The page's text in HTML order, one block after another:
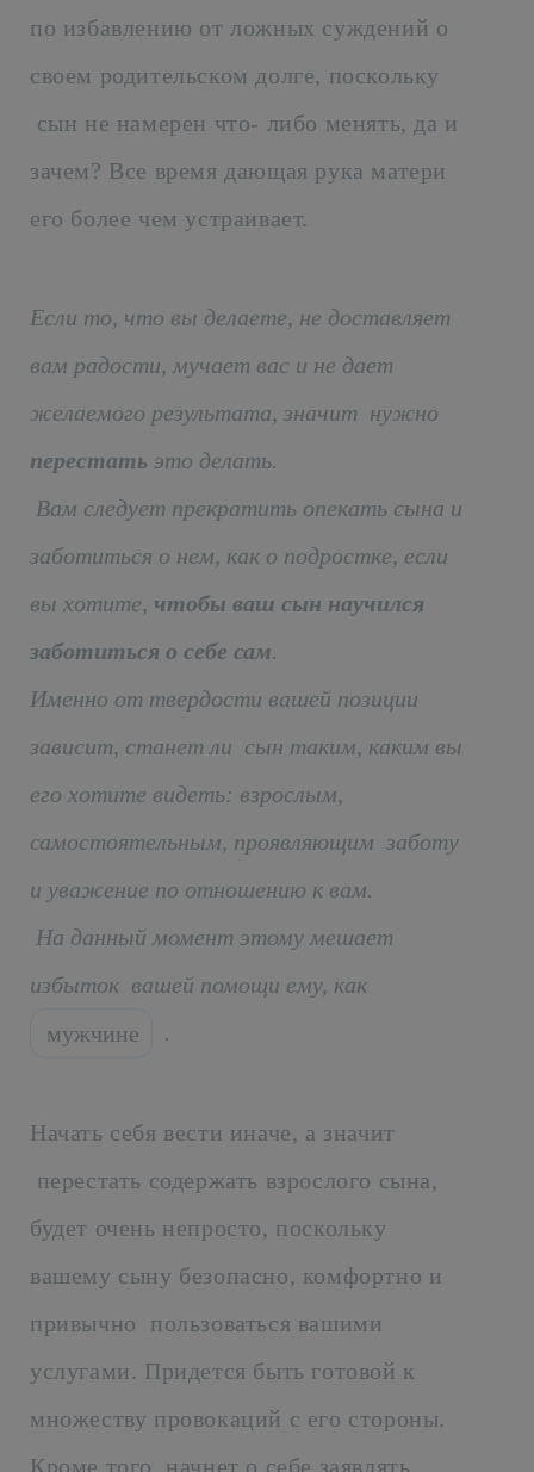
по избавлению от ложных суждений о
своем родительском долге, поскольку
сын не намерен что- либо менять, да и
зачем? Все время дающая рука матери
его более чем устраивает.
Если то, что вы делаете, не доставляет
вам радости, мучает вас и не дает
желаемого результата, значит нужно
перестать это делать.
Вам следует прекратить опекать сына и
заботиться о нем, как о подростке, если
вы хотите, чтобы ваш сын научился
заботиться о себе сам.
Именно от твердости вашей позиции
зависит, станет ли сын таким, каким вы
его хотите видеть: взрослым,
самостоятельным, проявляющим заботу
и уважение по отношению к вам.
На данный момент этому мешает
избыток вашей помощи ему, как
мужчине
.
Начать себя вести иначе, а значит
перестать содержать взрослого сына,
будет очень непросто, поскольку
вашему сыну безопасно, комфортно и
привычно пользоваться вашими
услугами. Придется быть готовой к
множеству провокаций с его стороны.
Кроме того, начнет о себе заявлять